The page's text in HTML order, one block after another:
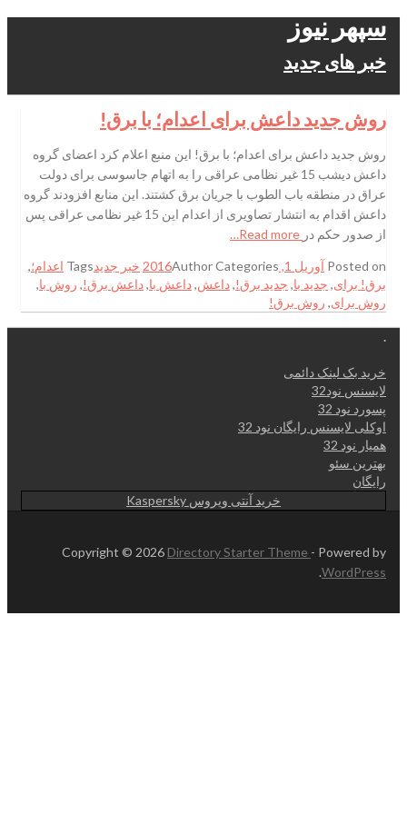
سپهر نیوز
خبر های جدید
روش جدید داعش برای اعدام؛ با برق!
روش جدید داعش برای اعدام؛ با برق! این منبع اعلام کرد اعضای گروه
داعش دیشب 15 غیر نظامی عراقی را به اتهام جاسوسی برای دولت
عراق در منطقه باب الطوب با جریان برق کشتند. این منابع افزودند گروه
داعش اقدام به انتشار تصاویری از اعدام این 15 غیر نظامی عراقی پس
از صدور حکم در
Posted on آوریل 1, 2016 AuthorCategories خبر جدیدTags اعدام؛,
برق! برای, جدید با, جدید برق!,داعش,داعش با,داعش برق!, روش با,
روش برای, روش برق!
.
خرید بک لینک دائمی
لایسنس نود32
پسورد نود 32
اوکلی لایسنس رایگان نود 32
همیار نود 32
بهترین سئو
رایگان
خرید آنتی ویروس Kaspersky
Copyright © 2026 Directory Starter Theme - Powered by
WordPress
.